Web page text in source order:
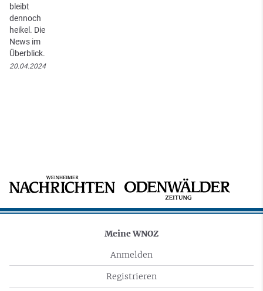
bleibt
dennoch
heikel. Die
News im
Überblick.
20.04.2024
Meine WNOZ
Anmelden
Registrieren